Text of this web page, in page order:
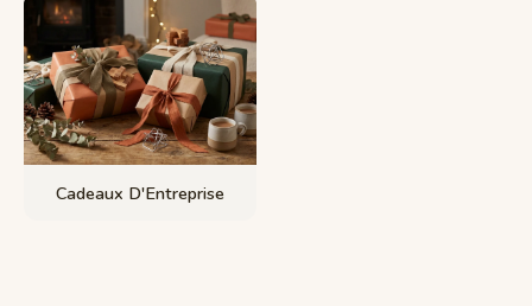
Cadeaux D'Entreprise